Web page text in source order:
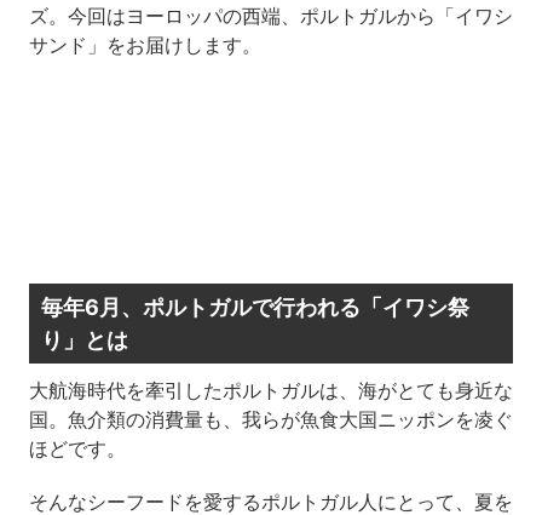
ズ。今回はヨーロッパの西端、ポルトガルから「イワシ
サンド」をお届けします。
毎年6月、ポルトガルで行われる「イワシ祭
り」とは
大航海時代を牽引したポルトガルは、海がとても身近な
国。魚介類の消費量も、我らが魚食大国ニッポンを凌ぐ
ほどです。
そんなシーフードを愛するポルトガル人にとって、夏を